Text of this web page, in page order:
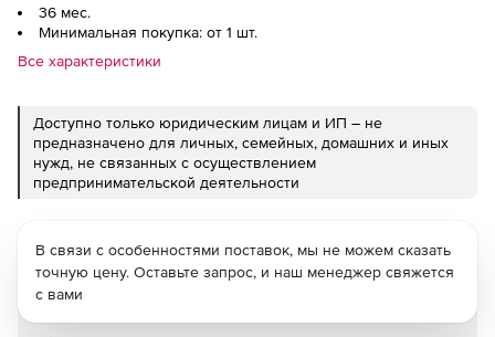
36 мес.
Минимальная покупка: от 1 шт.
Все характеристики
Доступно только юридическим лицам и ИП – не
предназначено для личных, семейных, домашних и иных
нужд, не связанных с осуществлением
предпринимательской деятельности
В связи с особенностями поставок, мы не можем сказать
точную цену. Оставьте запрос, и наш менеджер свяжется
с вами